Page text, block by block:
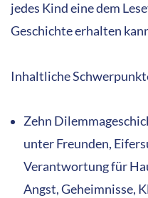
jedes Kind eine dem
Geschichte erhalten
Inhaltliche
Zehn
unter Freunden,
Verantwortung für
Angst, Geheimnisse,